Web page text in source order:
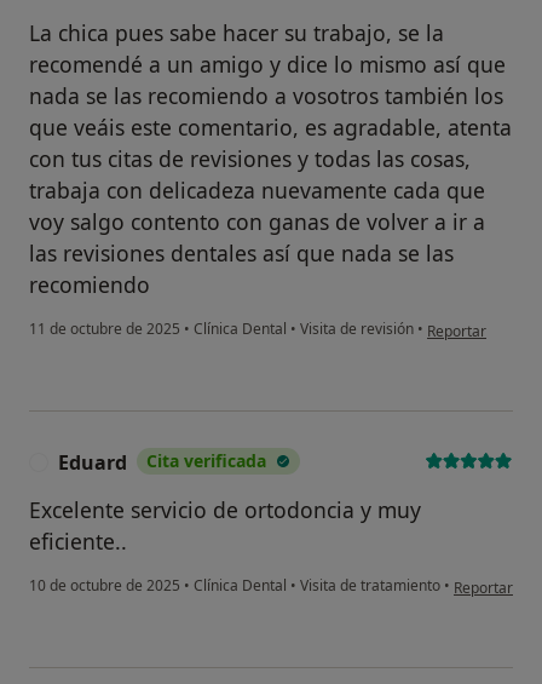
La chica pues sabe hacer su trabajo, se la
recomendé a un amigo y dice lo mismo así que
nada se las recomiendo a vosotros también los
que veáis este comentario, es agradable, atenta
con tus citas de revisiones y todas las cosas,
trabaja con delicadeza nuevamente cada que
voy salgo contento con ganas de volver a ir a
las revisiones dentales así que nada se las
recomiendo
11 de octubre de 2025 • Clínica Dental • Visita de revisión • en opinión del
Reportar
Eduard Cita verificada
Excelente servicio de ortodoncia y muy
eficiente..
10 de octubre de 2025 • Clínica Dental • Visita de tratamiento • en opinión
Reportar